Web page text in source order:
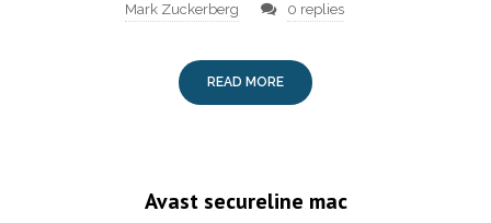
Mark Zuckerberg 0 replies
READ MORE
Avast secureline mac